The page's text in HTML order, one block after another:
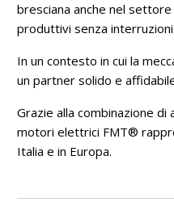
bresciana anche nel
produttivi senza interruzioni.
In un contesto in cui la
un partner solido e
Grazie alla combinazione
motori elettrici FMT®
Italia e in Europa.